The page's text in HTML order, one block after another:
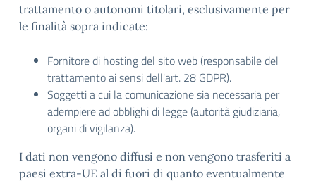
trattamento o autonomi titolari, esclusivamente per
le finalità sopra indicate:
Fornitore di hosting del sito web (responsabile del
trattamento ai sensi dell'art. 28 GDPR).
Soggetti a cui la comunicazione sia necessaria per
adempiere ad obblighi di legge (autorità giudiziaria,
organi di vigilanza).
I dati non vengono diffusi e non vengono trasferiti a
paesi extra-UE al di fuori di quanto eventualmente